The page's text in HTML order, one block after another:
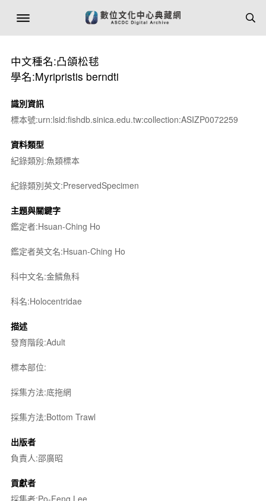
中文種名:凸頜松毬
學名:Myripristis berndti
識別資訊
標本號:urn:lsid:fishdb.sinica.edu.tw:collection:ASIZP0072259
資料類型
紀錄類別:魚類標本
紀錄類別英文:PreservedSpecimen
主題與關鍵字
鑑定者:Hsuan-Ching Ho
鑑定者英文名:Hsuan-Ching Ho
科中文名:金鱗魚科
科名:Holocentridae
描述
發育階段:Adult
標本部位:
採集方法:底拖網
採集方法:Bottom Trawl
出版者
負責人:邵廣昭
貢獻者
採集者:Po-Feng Lee